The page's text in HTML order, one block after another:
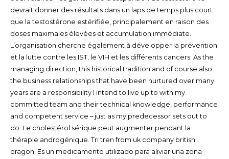
devrait donner des résultats dans un laps de temps plus court
que la testostérone estérifiée, principalement en raison des
doses maximales élevées et accumulation immédiate.
L’organisation cherche également à développer la prévention
et la lutte contre les IST, le VIH et les différents cancers. As the
managing direction, this historical tradition and of course also
the business relationships that have been nurtured over many
years are a responsibility I intend to live up to with my
committed team and their technical knowledge, performance
and competent service – just as my predecessor sets out to
do. Le cholestérol sérique peut augmenter pendant la
thérapie androgénique. Tri tren from uk company british
dragon. Es un medicamento utilizado para aliviar una zona